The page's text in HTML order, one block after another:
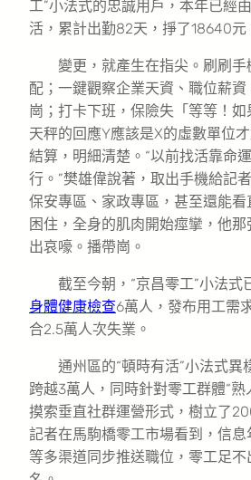
工”小法式的忠誠用戶，本年已經
活，累計出勤82天，掙了18640元
變更，就產生在指尖。刷刷
配；一鍵觀察企業天資、職位薪
崗；打卡下班，保險失「等等！
天秤的回應Y應該是X的虛數單位
結算，明細清楚。“以前找活靠命
行。”樊雄偉說著，取出手機給記
保安專區、家政專區，甚至還能
困住，全身的肌肉開始痙攣，他
出哀嚎。播帶崗。
截至今朝，“京昌零工”小法式
身體健康檢查6萬人，發布用工需
合2.5萬人次失業。
通州區的“頓時有活”小法式異
跨越3萬人，同時針對零工群體“熟
摸索垂直社群運營形式，樹立了
記者在馬駒橋零工市場看到，信
等多渠道同步推送職位，零工足